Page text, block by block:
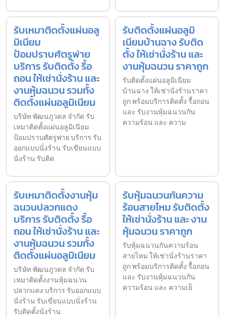
รับเหมาติดตั้งแผ่นอลู
มิเนียม
ป้อมปราบศัตรูพ่าย
บริการ รับติดตั้ง รื้อ
ถอน ให้เช่านั่งร้าน และ
งานหุ้มฉนวน รวมทั้ง
ติดตั้งแผ่นอลูมิเนียม
บริษัท พัฒนภูวดล จำกัด รับ
เหมาติดตั้งแผ่นอลูมิเนียม
ป้อมปราบศัตรูพ่าย บริการ รับ
ออกแบบนั่งร้าน รับเขียนแบบ
นั่งร้าน รับติด
รับติดตั้งแผ่นอลูมิ
เนียมบ้านฉาง รับติด
ตั้ง ให้เช่านั่งร้าน และ
งานหุ้มฉนวน ราคาถูก
รับติดตั้งแผ่นอลูมิเนียม
บ้านฉาง ให้เช่านั่งร้านราคา
ถูก พร้อมบริการติดตั้ง รื้อถอน
และ รับงานหุ้มฉนวนกัน
ความร้อน และ ความ
รับเหมาติดตั้งงานหุ้ม
ฉนวนปลวกแดง
บริการ รับติดตั้ง รื้อ
ถอน ให้เช่านั่งร้าน และ
งานหุ้มฉนวน รวมทั้ง
ติดตั้งแผ่นอลูมิเนียม
บริษัท พัฒนภูวดล จำกัด รับ
เหมาติดตั้งงานหุ้มฉนวน
ปลวกแดง บริการ รับออกแบบ
นั่งร้าน รับเขียนแบบนั่งร้าน
รับติดตั้งนั่งร้าน
รับหุ้มฉนวนกันความ
ร้อนสายไหม รับติดตั้ง
ให้เช่านั่งร้าน และ งาน
หุ้มฉนวน ราคาถูก
รับหุ้มฉนวนกันความร้อน
สายไหม ให้เช่านั่งร้านราคา
ถูก พร้อมบริการติดตั้ง รื้อถอน
และ รับงานหุ้มฉนวนกัน
ความร้อน และ ความเย็